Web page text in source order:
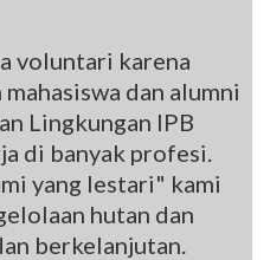
voluntari karena
dan alumni
Lingkungan IPB
di banyak profesi.
yang lestari" kami
hutan dan
berkelanjutan.